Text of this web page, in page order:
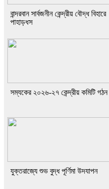
বান্দরবান সার্বজনীন কেন্দ্রীয় বৌদ্ধ বিহারে
পাহাড়ধস
সম্যকের ২০২৬-২৭ কেন্দ্রীয় কমিটি গঠন
যুক্তরাজ্যে শুভ বুদ্ধ পূর্ণিমা উদযাপন